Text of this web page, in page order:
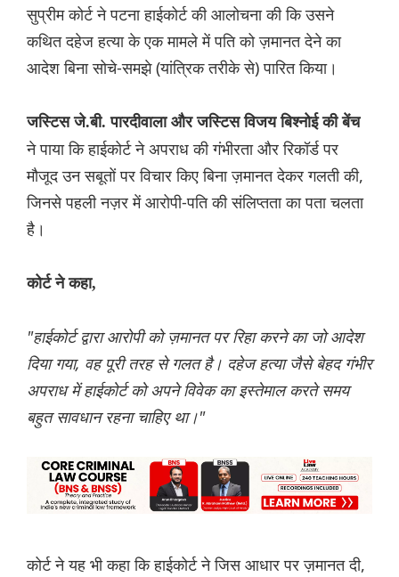
सुप्रीम कोर्ट ने पटना हाईकोर्ट की आलोचना की कि उसने
कथित दहेज हत्या के एक मामले में पति को ज़मानत देने का
आदेश बिना सोचे-समझे (यांत्रिक तरीके से) पारित किया।
जस्टिस जे.बी. पारदीवाला और जस्टिस विजय बिश्नोई की बेंच
ने पाया कि हाईकोर्ट ने अपराध की गंभीरता और रिकॉर्ड पर
मौजूद उन सबूतों पर विचार किए बिना ज़मानत देकर गलती की,
जिनसे पहली नज़र में आरोपी-पति की संलिप्तता का पता चलता
है।
कोर्ट ने कहा,
"हाईकोर्ट द्वारा आरोपी को ज़मानत पर रिहा करने का जो आदेश
दिया गया, वह पूरी तरह से गलत है। दहेज हत्या जैसे बेहद गंभीर
अपराध में हाईकोर्ट को अपने विवेक का इस्तेमाल करते समय
बहुत सावधान रहना चाहिए था।"
कोर्ट ने यह भी कहा कि हाईकोर्ट ने जिस आधार पर ज़मानत दी,